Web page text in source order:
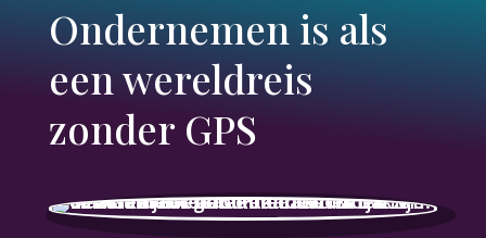
Ondernemen is als
een wereldreis
zonder GPS